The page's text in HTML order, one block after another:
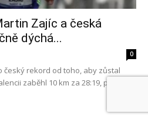
Zajíc a česká
dýchá...
0
český rekord od toho, aby zůstal
zaběhl 10 km za 28:19, posunul